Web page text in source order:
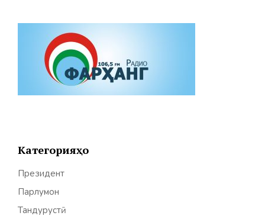
Категорияҳо
Президент
Парлумон
Тандурустӣ